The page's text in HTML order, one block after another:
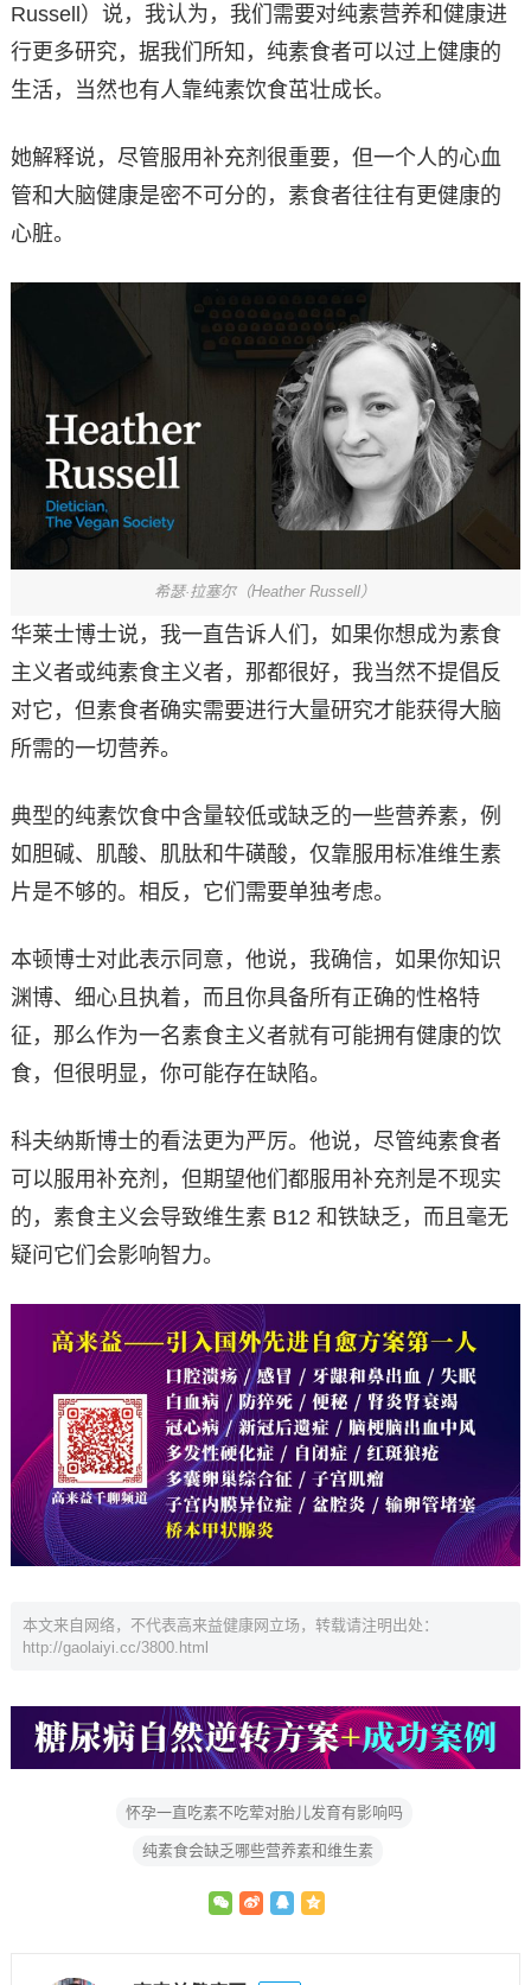
Russell）说，我认为，我们需要对纯素营养和健康进
行更多研究，据我们所知，纯素食者可以过上健康的
生活，当然也有人靠纯素饮食茁壮成长。
她解释说，尽管服用补充剂很重要，但一个人的心血
管和大脑健康是密不可分的，素食者往往有更健康的
心脏。
希瑟·拉塞尔（Heather Russell）
华莱士博士说，我一直告诉人们，如果你想成为素食
主义者或纯素食主义者，那都很好，我当然不提倡反
对它，但素食者确实需要进行大量研究才能获得大脑
所需的一切营养。
典型的纯素饮食中含量较低或缺乏的一些营养素，例
如胆碱、肌酸、肌肽和牛磺酸，仅靠服用标准维生素
片是不够的。相反，它们需要单独考虑。
本顿博士对此表示同意，他说，我确信，如果你知识
渊博、细心且执着，而且你具备所有正确的性格特
征，那么作为一名素食主义者就有可能拥有健康的饮
食，但很明显，你可能存在缺陷。
科夫纳斯博士的看法更为严厉。他说，尽管纯素食者
可以服用补充剂，但期望他们都服用补充剂是不现实
的，素食主义会导致维生素 B12 和铁缺乏，而且毫无
疑问它们会影响智力。
本文来自网络，不代表高来益健康网立场，转载请注明出处：
http://gaolaiyi.cc/3800.html
怀孕一直吃素不吃荤对胎儿发育有影响吗
纯素食会缺乏哪些营养素和维生素